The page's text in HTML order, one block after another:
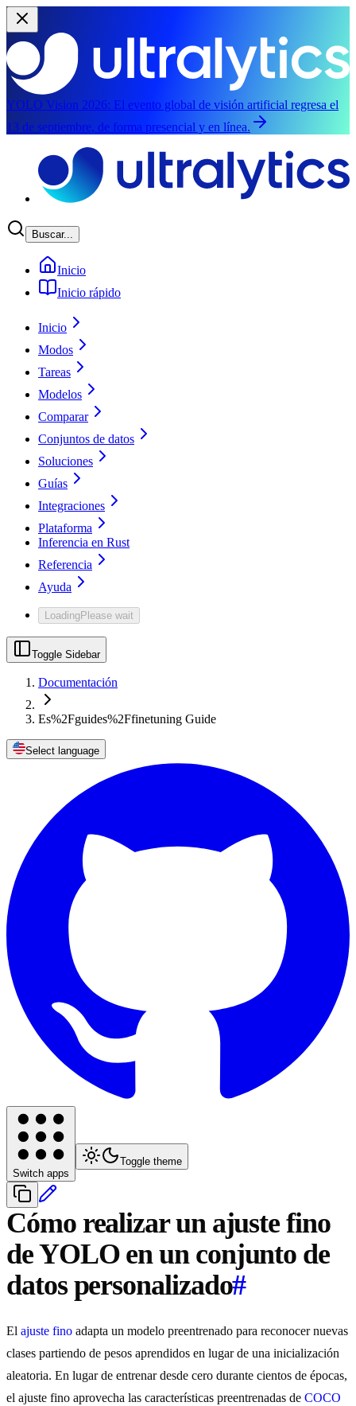
YOLO Vision 2026: El evento global de visión artificial regresa el
13 de septiembre, de forma presencial y en línea.
Buscar...
Inicio
Inicio rápido
Inicio
Modos
Tareas
Modelos
Comparar
Conjuntos de datos
Soluciones
Guías
Integraciones
Plataforma
Inferencia en Rust
Referencia
Ayuda
LoadingPlease wait
Toggle Sidebar
Documentación
Es%2Fguides%2Ffinetuning Guide
Select language
Switch apps
Toggle theme
Cómo realizar un ajuste fino
de YOLO en un conjunto de
datos personalizado#
El ajuste fino adapta un modelo preentrenado para reconocer nuevas
clases partiendo de pesos aprendidos en lugar de una inicialización
aleatoria. En lugar de entrenar desde cero durante cientos de épocas,
el ajuste fino aprovecha las características preentrenadas de COCO